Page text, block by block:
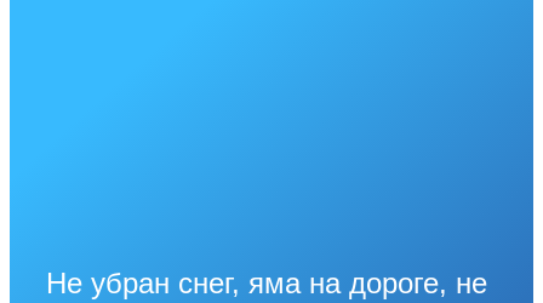
Не убран снег, яма на дороге, не